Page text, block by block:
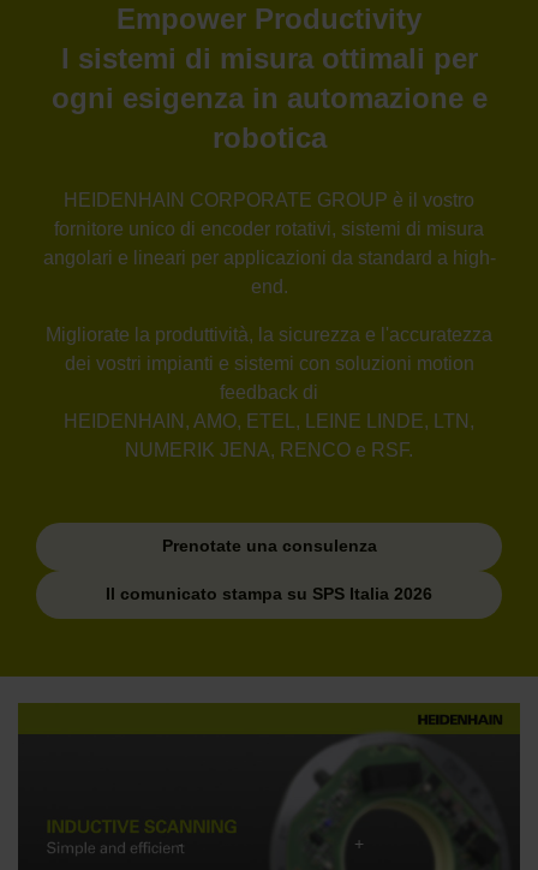
Empower Productivity
I sistemi di misura ottimali per
ogni esigenza in automazione e
robotica
HEIDENHAIN CORPORATE GROUP è il vostro
fornitore unico di encoder rotativi, sistemi di misura
angolari e lineari per applicazioni da standard a high-
end.
Migliorate la produttività, la sicurezza e l'accuratezza
dei vostri impianti e sistemi con soluzioni motion
feedback di
HEIDENHAIN, AMO, ETEL, LEINE LINDE, LTN,
NUMERIK JENA, RENCO e RSF.
Prenotate una consulenza
Il comunicato stampa su SPS Italia 2026